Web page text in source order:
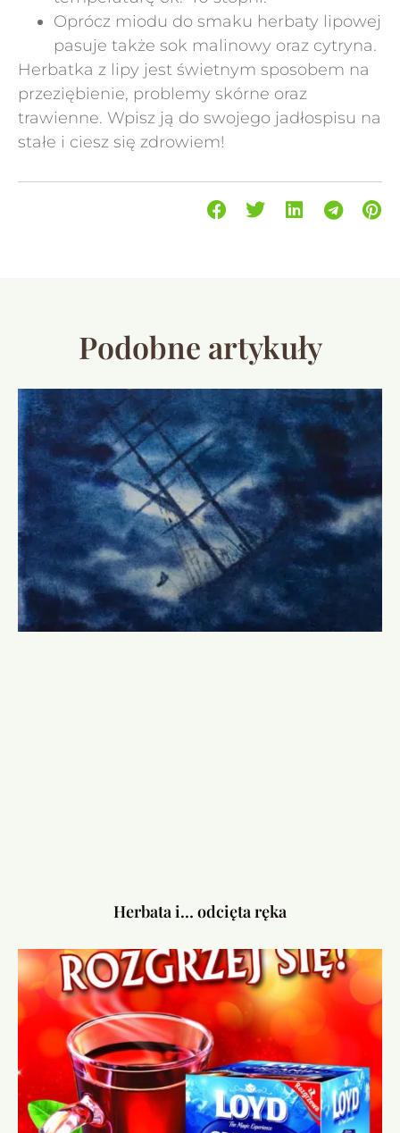
Oprócz miodu do smaku herbaty lipowej
pasuje także sok malinowy oraz cytryna.
Herbatka z lipy jest świetnym sposobem na
przeziębienie, problemy skórne oraz
trawienne. Wpisz ją do swojego jadłospisu na
stałe i ciesz się zdrowiem!
Podobne artykuły
Herbata i… odcięta ręka